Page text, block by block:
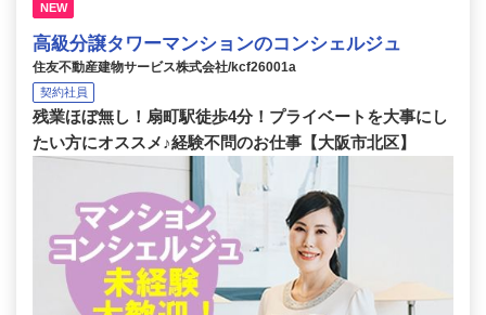
NEW
高級分譲タワーマンションのコンシェルジュ
住友不動産建物サービス株式会社/kcf26001a
契約社員
残業ほぼ無し！扇町駅徒歩4分！プライベートを大事にし
たい方にオススメ♪経験不問のお仕事【大阪市北区】